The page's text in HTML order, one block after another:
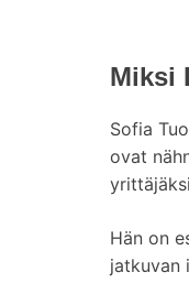
Miksi
Sofia
ovat
Hän on
jatkuvan